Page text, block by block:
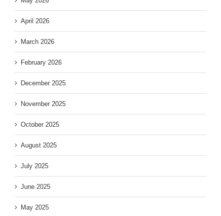
April 2026
March 2026
February 2026
December 2025
November 2025
October 2025
August 2025
July 2025
June 2025
May 2025